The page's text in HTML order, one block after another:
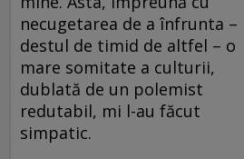
necugetarea de a înfrunta –
destul de timid de altfel – o
mare somitate a culturii,
dublată de un polemist
redutabil, mi l-au făcut
simpatic.